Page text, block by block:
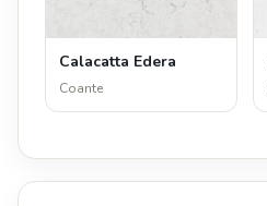
Calacatta Edera
Coante